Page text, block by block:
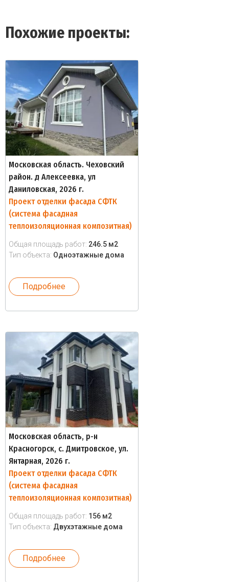
Похожие проекты:
Московская область. Чеховский
район. д Алексеевка, ул
Даниловская, 2026 г.
Проект отделки фасада СФТК
(система фасадная
теплоизоляционная композитная)
Общая площадь работ: 246.5 м2
Тип объекта: Одноэтажные дома
Подробнее
Московская область, р-н
Красногорск, с. Дмитровское, ул.
Янтарная, 2026 г.
Проект отделки фасада СФТК
(система фасадная
теплоизоляционная композитная)
Общая площадь работ: 156 м2
Тип объекта: Двухэтажные дома
Подробнее